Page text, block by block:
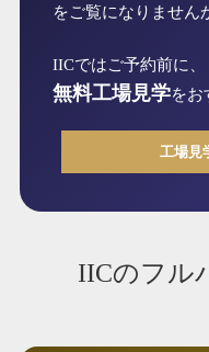
をご覧になりません
IICではご予約前に、
無料工場見学をお
工場見
IICのフル